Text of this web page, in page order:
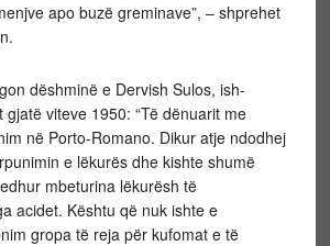
apo buzë greminave”, – shprehet
dëshminë e Dervish Sulos, ish-
viteve 1950: “Të dënuarit me
në Porto-Romano. Dikur atje ndodhej
e lëkurës dhe kishte shumë
mbeturina lëkurësh të
acidet. Kështu që nuk ishte e
gropa të reja për kufomat e të